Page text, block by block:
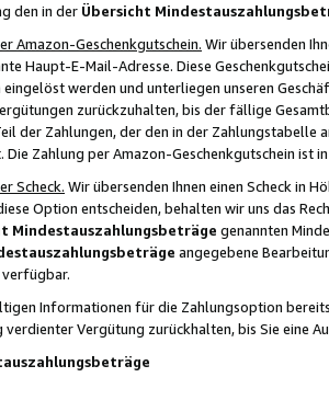
den in der Übersicht
Amazon-Geschenkgutschein. Wir übersenden
Haupt-E-Mail-Adresse. Diese
werden und unterliegen unseren
zurückzuhalten, bis der fällige
der Zahlungen, der den in der
Die Zahlung per Amazon-Geschenkgutschein ist
Scheck. Wir übersenden Ihnen einen Scheck in
Option entscheiden, behalten wir uns das
Mindestauszahlungsbeträge genannten
angegebene
verfügbar.
Informationen für die Zahlungsoption
verdienter Vergütung zurückhalten, bis Sie